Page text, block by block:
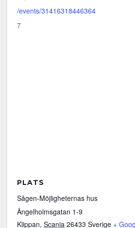
/events/31416318446364
7
PLATS
Sågen-Möjligheternas hus
Ängelholmsgatan 1-9
Klippan, Scania 26433 Sverige +